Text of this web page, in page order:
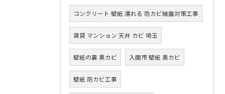
コンクリート 壁紙 濡れる 防カビ結露対策工事
賃貸 マンション 天井 カビ 埼玉
壁紙の裏 黒カビ 入間市 壁紙 黒カビ
壁紙 防カビ工事